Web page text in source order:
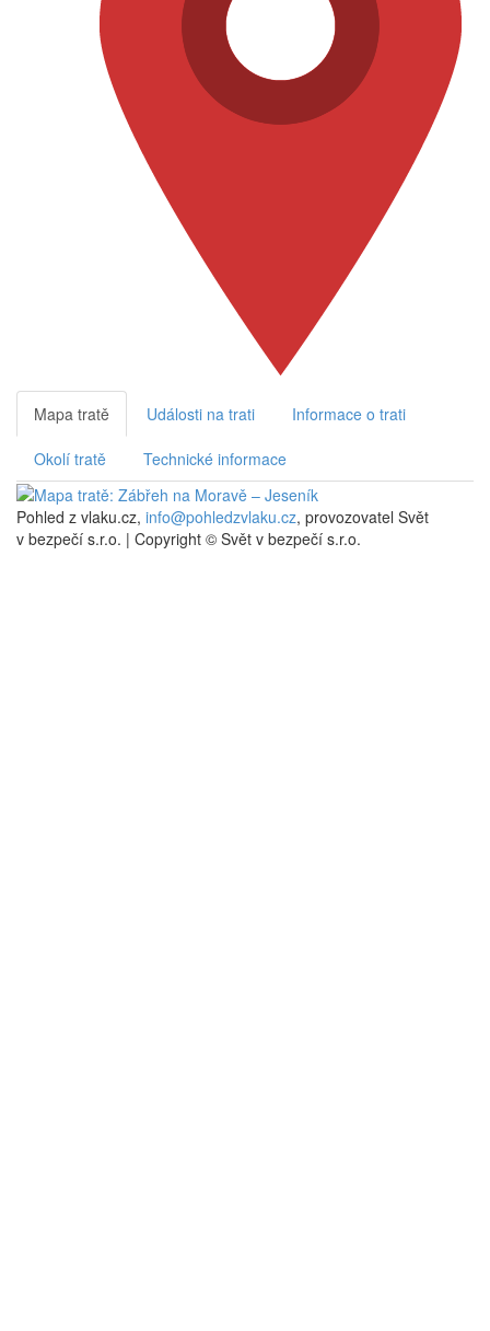
Mapa tratě Události na trati Informace o trati
Okolí tratě Technické informace
Pohled z vlaku.cz, info@pohledzvlaku.cz, provozovatel Svět
v bezpečí s.r.o. | Copyright © Svět v bezpečí s.r.o.